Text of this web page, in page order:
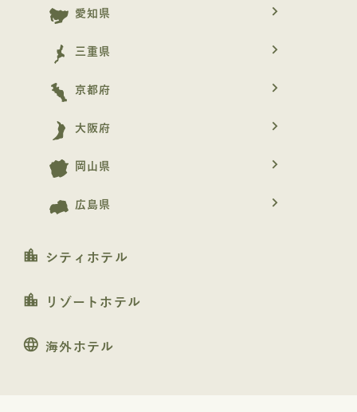
愛知県 navigate_next
三重県 navigate_next
京都府 navigate_next
大阪府 navigate_next
岡山県 navigate_next
広島県 navigate_next
location_city シティホテル
location_city リゾートホテル
language 海外ホテル